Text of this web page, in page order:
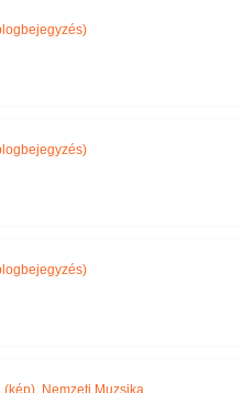
(kép), Nemzeti Muzsika